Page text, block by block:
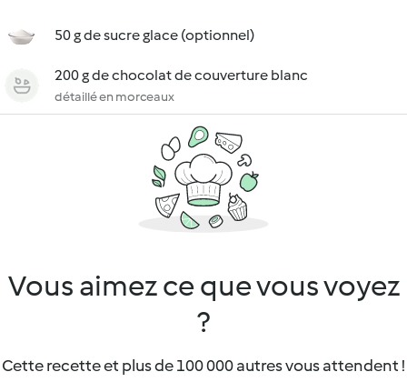
50 g de sucre glace (optionnel)
200 g de chocolat de couverture blanc
détaillé en morceaux
Vous aimez ce que vous voyez
?
Cette recette et plus de 100 000 autres vous attendent !